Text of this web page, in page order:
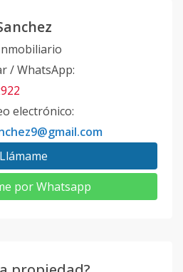
/ WhatsApp:
electrónico:
Llámame
por Whatsapp